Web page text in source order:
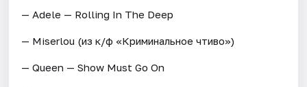
— Adele — Rolling In The Deep
— Miserlou (из к/ф «Криминальное чтиво»)
— Queen — Show Must Go On